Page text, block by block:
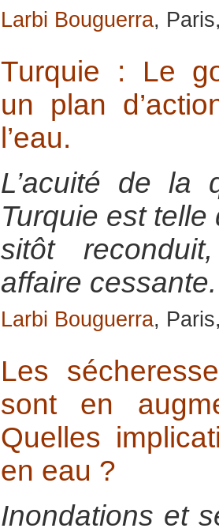
Larbi Bouguerra,
Turquie : Le
un plan
l’eau.
L’acuité de la
Turquie est
sitôt
affaire cessante.
Larbi Bouguerra,
Les
sont en
Quelles
en eau ?
Inondations et